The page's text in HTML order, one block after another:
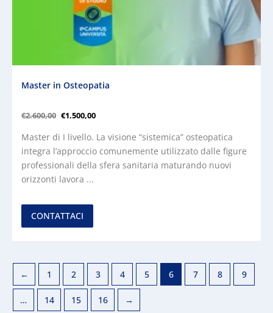
Master in Osteopatia
€2.600,00 €1.500,00
Master di I livello. La visione “sistemica” osteopatica
integra l’approccio comunemente utilizzato dalle figure
professionali della sfera sanitaria maturando nuovi
orizzonti lavora ...
CONTATTACI
← 1 2 3 4 5 6 7 8 9
… 14 15 16 →